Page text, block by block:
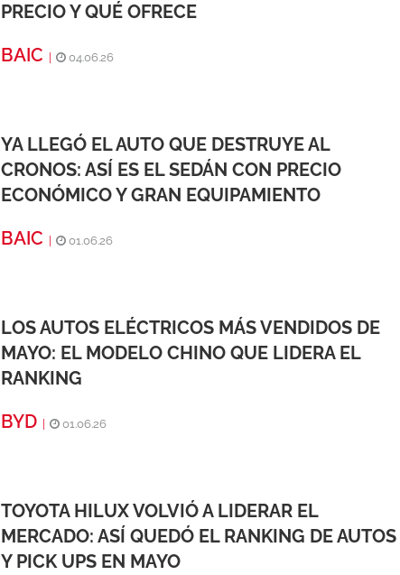
PRECIO Y QUÉ OFRECE
BAIC
04.06.26
YA LLEGÓ EL AUTO QUE DESTRUYE AL
CRONOS: ASÍ ES EL SEDÁN CON PRECIO
ECONÓMICO Y GRAN EQUIPAMIENTO
BAIC
01.06.26
LOS AUTOS ELÉCTRICOS MÁS VENDIDOS DE
MAYO: EL MODELO CHINO QUE LIDERA EL
RANKING
BYD
01.06.26
TOYOTA HILUX VOLVIÓ A LIDERAR EL
MERCADO: ASÍ QUEDÓ EL RANKING DE AUTOS
Y PICK UPS EN MAYO